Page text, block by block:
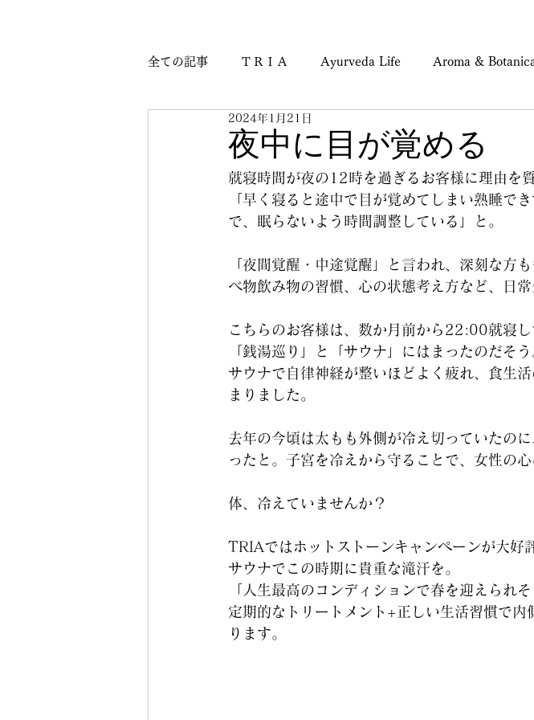
全ての記事 ＴＲＩＡ Ayurveda Life Aroma &
Journey & Culture Notes Mind & Body Care
夜中に目が覚める
2024年1月21日
就寝時間が夜の12時を過ぎるお客様に理由を
「早く寝ると途中で目が覚めてしまい熟睡で
で、眠らないよう時間調整している」と。
「夜間覚醒・中途覚醒」と言われ、深刻な方
べ物飲み物の習慣、心の状態考え方など、日
こちらのお客様は、数か月前から22:00就寝
「銭湯巡り」と「サウナ」にはまったのだそ
サウナで自律神経が整いほどよく疲れ、食生
まりました。
去年の今頃は太もも外側が冷え切っていたの
ったと。子宮を冷えから守ることで、女性の心
体、冷えていませんか？
TRIAではホットストーンキャンペーンが大好
サウナでこの時期に貴重な滝汗を。
「人生最高のコンディションで春を迎えられそ
定期的なトリートメント+正しい生活習慣で
ります。